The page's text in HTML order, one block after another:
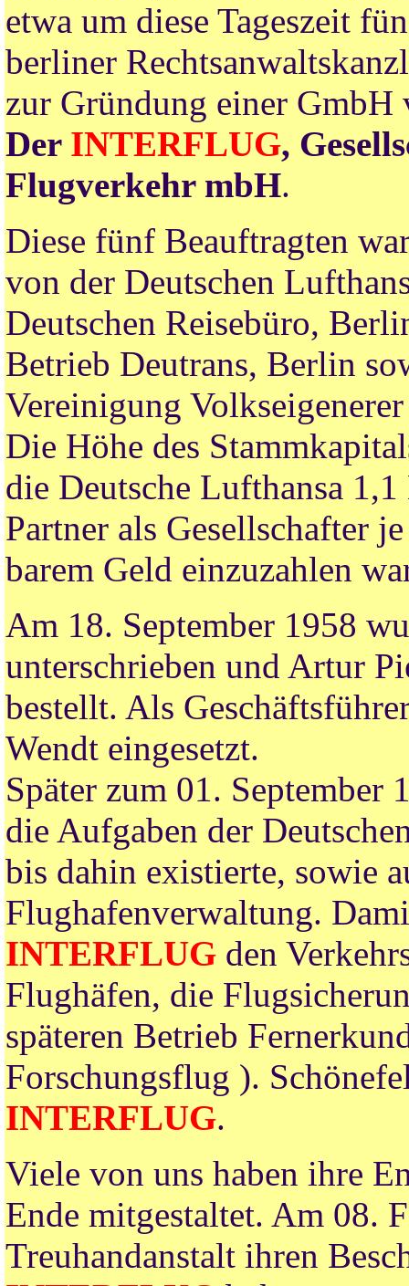
etwa um diese Tageszeit
berliner
zur Gründung einer GmbH
Der INTERFLUG,
Flugverkehr mbH.
Diese fünf Beauftragten
von der Deutschen
Deutschen Reisebüro,
Betrieb Deutrans, Berlin
Vereinigung
Die Höhe des
die Deutsche Lufthansa
Partner als Gesellschafter
barem Geld einzuzahlen
Am 18. September 1958
unterschrieben und Artur
bestellt. Als
Wendt eingesetzt.
Später zum 01. September
die Aufgaben der
bis dahin existierte, sowie
Flughafenverwaltung.
INTERFLUG den
Flughäfen, die
späteren Betrieb
Forschungsflug ).
INTERFLUG.
Viele von uns haben ihre
Ende mitgestaltet. Am 08.
Treuhandanstalt ihren